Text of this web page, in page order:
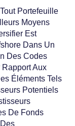
Portefeuille
Moyens
Est
Dans Un
Des Codes
Aux
Éléments Tels
Potentiels
De Fonds